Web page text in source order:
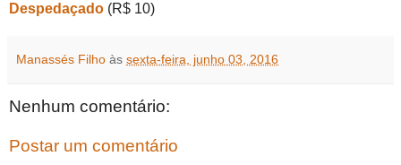
Despedaçado (R$ 10)
Manassés Filho às sexta-feira, junho 03, 2016
Nenhum comentário:
Postar um comentário